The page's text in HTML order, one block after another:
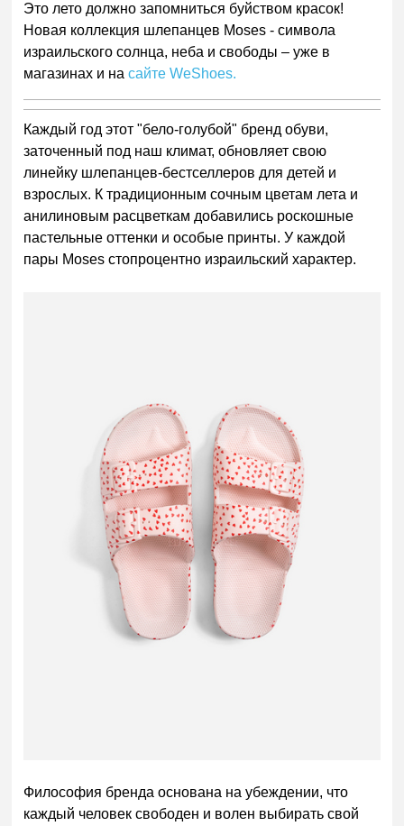
Это лето должно запомниться буйством красок!
Новая коллекция шлепанцев Moses - символа
израильского солнца, неба и свободы – уже в
магазинах и насайте WeShoes.
Каждый год этот "бело-голубой" бренд обуви,
заточенный под наш климат, обновляет свою
линейку шлепанцев-бестселлеров для детей и
взрослых. К традиционным сочным цветам лета и
анилиновым расцветкам добавились роскошные
пастельные оттенки и особые принты. У каждой
пары Moses стопроцентно израильский характер.
Философия бренда основана на убеждении, что
каждый человек свободен и волен выбирать свой